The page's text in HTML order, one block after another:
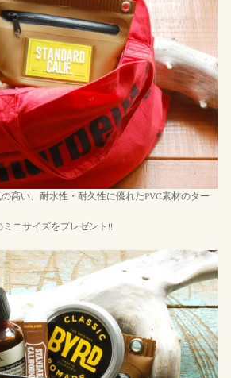
の高い、耐水性・耐久性に優れたPVC素材のター
ニサイズをプレゼント!!